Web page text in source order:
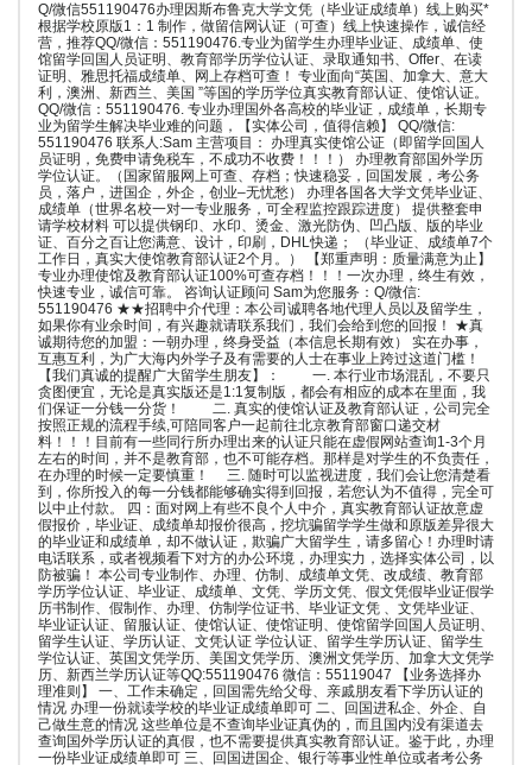
Q/微信551190476办理因斯布鲁克大学文凭（毕业证成绩单）线上购买*
根据学校原版1：1 制作，做留信网认证（可查）线上快速操作，诚信经
营，推荐QQ/微信：551190476.专业为留学生办理毕业证、成绩单、使
馆留学回国人员证明、教育部学历学位认证、录取通知书、Offer、在读
证明、雅思托福成绩单、网上存档可查！ 专业面向“英国、加拿大、意大
利，澳洲、新西兰、美国 ”等国的学历学位真实教育部认证、使馆认证。
QQ/微信：551190476. 专业办理国外各高校的毕业证，成绩单，长期专
业为留学生解决毕业难的问题，【实体公司，值得信赖】 QQ/微信:
551190476 联系人:Sam 主营项目： 办理真实使馆公证（即留学回国人
员证明，免费申请免税车，不成功不收费！！！） 办理教育部国外学历
学位认证。（国家留服网上可查、存档；快速稳妥，回国发展，考公务
员，落户，进国企，外企，创业–无忧愁） 办理各国各大学文凭毕业证、
成绩单（世界名校一对一专业服务，可全程监控跟踪进度） 提供整套申
请学校材料 可以提供钢印、水印、烫金、激光防伪、凹凸版、版的毕业
证、百分之百让您满意、设计，印刷，DHL快递； （毕业证、成绩单7个
工作日，真实大使馆教育部认证2个月。） 【郑重声明：质量满意为止】
专业办理使馆及教育部认证100%可查存档！！！一次办理，终生有效，
快速专业，诚信可靠。 咨询认证顾问 Sam为您服务：Q/微信:
551190476 ★★招聘中介代理：本公司诚聘各地代理人员以及留学生，
如果你有业余时间，有兴趣就请联系我们，我们会给到您的回报！ ★真
诚期待您的加盟：一朝办理，终身受益（本信息长期有效） 实在办事，
互惠互利，为广大海内外学子及有需要的人士在事业上跨过这道门槛！
【我们真诚的提醒广大留学生朋友】： 一. 本行业市场混乱，不要只
贪图便宜，无论是真实版还是1:1复制版，都会有相应的成本在里面，我
们保证一分钱一分货！ 二. 真实的使馆认证及教育部认证，公司完全
按照正规的流程手续,可陪同客户一起前往北京教育部窗口递交材
料！！！目前有一些同行所办理出来的认证只能在虚假网站查询1-3个月
左右的时间，并不是教育部，也不可能存档。那样是对学生的不负责任，
在办理的时候一定要慎重！ 三. 随时可以监视进度，我们会让您清楚看
到，你所投入的每一分钱都能够确实得到回报，若您认为不值得，完全可
以中止付款。 四：面对网上有些不良个人中介，真实教育部认证故意虚
假报价，毕业证、成绩单却报价很高，挖坑骗留学学生做和原版差异很大
的毕业证和成绩单，却不做认证，欺骗广大留学生，请多留心！办理时请
电话联系，或者视频看下对方的办公环境，办理实力，选择实体公司，以
防被骗！ 本公司专业制作、办理、仿制、成绩单文凭、改成绩、教育部
学历学位认证、毕业证、成绩单、文凭、学历文凭、假文凭假毕业证假学
历书制作、假制作、办理、仿制学位证书、毕业证文凭 、文凭毕业证、
毕业证认证、留服认证、使馆认证、使馆证明、使馆留学回国人员证明、
留学生认证、学历认证、文凭认证 学位认证、留学生学历认证、留学生
学位认证、英国文凭学历、美国文凭学历、澳洲文凭学历、加拿大文凭学
历、新西兰学历认证等QQ:551190476 微信：55119047 【业务选择办
理准则】 一、工作未确定，回国需先给父母、亲戚朋友看下学历认证的
情况 办理一份就读学校的毕业证成绩单即可 二、回国进私企、外企、自
己做生意的情况 这些单位是不查询毕业证真伪的，而且国内没有渠道去
查询国外学历认证的真假，也不需要提供真实教育部认证。鉴于此，办理
一份毕业证成绩单即可 三、回国进国企、银行等事业性单位或者考公务